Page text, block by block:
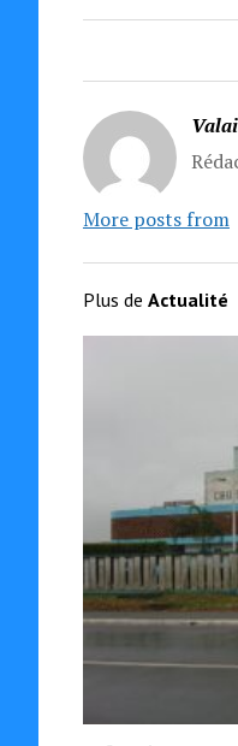
More posts from
Plus de Actualité